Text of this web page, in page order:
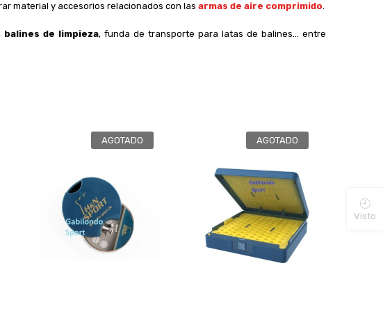
material y accesorios relacionados con las armas de aire comprimido.
balines de limpieza, funda de transporte para latas de balines… entre
AGOTADO AGOTADO
Visto